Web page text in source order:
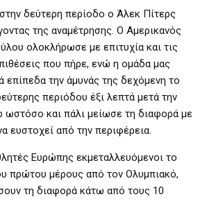
δεύτερη περίοδο ο Άλεκ Πίτερς
της αναμέτρησης. Ο Αμερικανός
ολοκλήρωσε με επιτυχία και τις
που πήρε, ενώ η ομάδα μας
επίπεδα την άμυνάς της δεχόμενη το
περιόδου έξι λεπτά μετά την
ωστόσο και πάλι μείωσε τη διαφορά με
ευστοχεί από την περιφέρεια.
Ευρώπης εκμεταλλευόμενοι το
πρώτου μέρους από τον Ολυμπιακό,
τη διαφορά κάτω από τους 10